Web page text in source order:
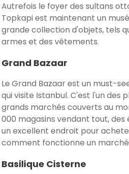
Autrefois le foyer des sultans
Topkapi est maintenant un
grande collection d'objets, tels
armes et des vêtements.
Grand Bazaar
Le Grand Bazaar est un must-
qui visite Istanbul. C'est l'un des
grands marchés couverts au
000 magasins vendant tout, des
un excellent endroit pour
comment fonctionne un
Basilique Cisterne